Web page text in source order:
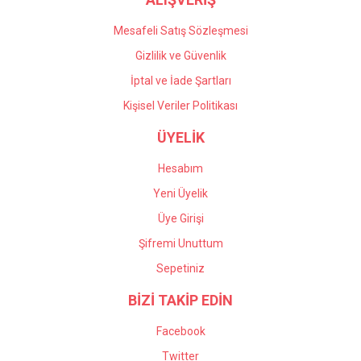
Mesafeli Satış Sözleşmesi
Gizlilik ve Güvenlik
İptal ve İade Şartları
Kişisel Veriler Politikası
ÜYELİK
Hesabım
Yeni Üyelik
Üye Girişi
Şifremi Unuttum
Sepetiniz
BİZİ TAKİP EDİN
Facebook
Twitter